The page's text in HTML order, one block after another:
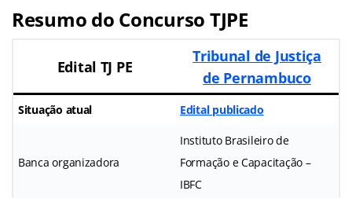
Resumo do Concurso TJPE
Edital TJ PE
Tribunal de Justiça
de Pernambuco
Situação atual Edital publicado
Banca organizadora
Instituto Brasileiro de
Formação e Capacitação –
IBFC